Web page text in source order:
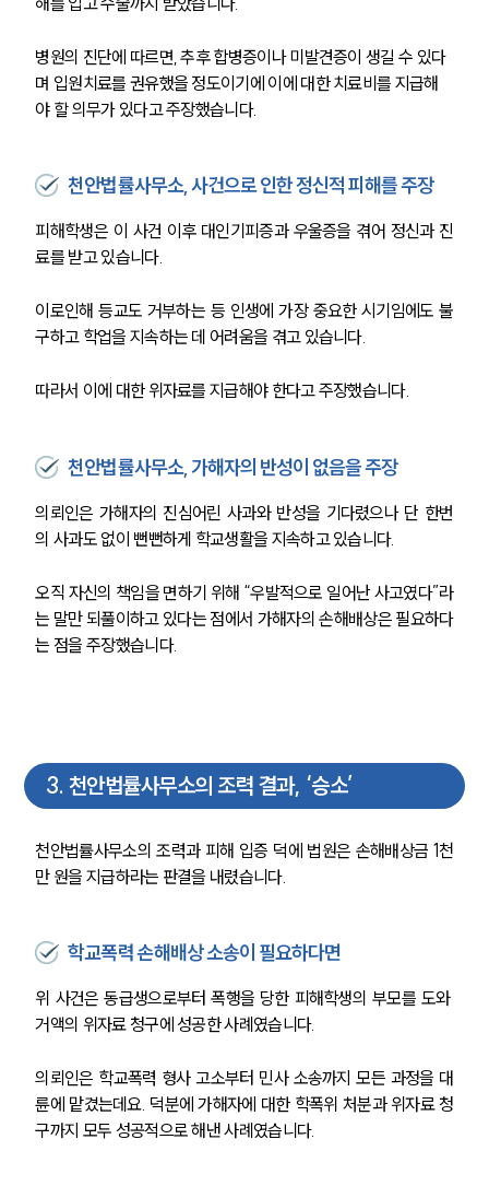
병원의 진단에 따르면, 추후 합병증이나 미발견증이 생길 수 있다
며 입원치료를 권유했을 정도이기에 이에 대한 치료비를 지급해
야 할 의무가 있다고 주장했습니다.
천안법률사무소, 사건으로 인한 정신적 피해를 주장
피해학생은 이 사건 이후 대인기피증과 우울증을 겪어 정신과 진
료를 받고 있습니다.
이로인해 등교도 거부하는 등 인생에 가장 중요한 시기임에도 불
구하고 학업을 지속하는 데 어려움을 겪고 있습니다.
따라서 이에 대한 위자료를 지급해야 한다고 주장했습니다.
천안법률사무소, 가해자의 반성이 없음을 주장
의뢰인은 가해자의 진심어린 사과와 반성을 기다렸으나 단 한번
의 사과도 없이 뻔뻔하게 학교생활을 지속하고 있습니다.
오직 자신의 책임을 면하기 위해 “우발적으로 일어난 사고였다”라
는 말만 되풀이하고 있다는 점에서 가해자의 손해배상은 필요하다
는 점을 주장했습니다.
3. 천안법률사무소의 조력 결과, ‘승소’
천안법률사무소의 조력과 피해 입증 덕에 법원은 손해배상금 1천
만 원을 지급하라는 판결을 내렸습니다.
학교폭력 손해배상 소송이 필요하다면
위 사건은 동급생으로부터 폭행을 당한 피해학생의 부모를 도와
거액의 위자료 청구에 성공한 사례였습니다.
의뢰인은 학교폭력 형사 고소부터 민사 소송까지 모든 과정을 대
륜에 맡겼는데요. 덕분에 가해자에 대한 학폭위 처분과 위자료 청
구까지 모두 성공적으로 해낸 사례였습니다.